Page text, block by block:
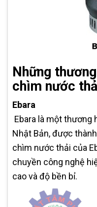
Những
chìm nước
Ebara
Ebara là một thương
Nhật Bản, được
chìm nước thải của
chuyền công nghệ
cao và độ bền bỉ.